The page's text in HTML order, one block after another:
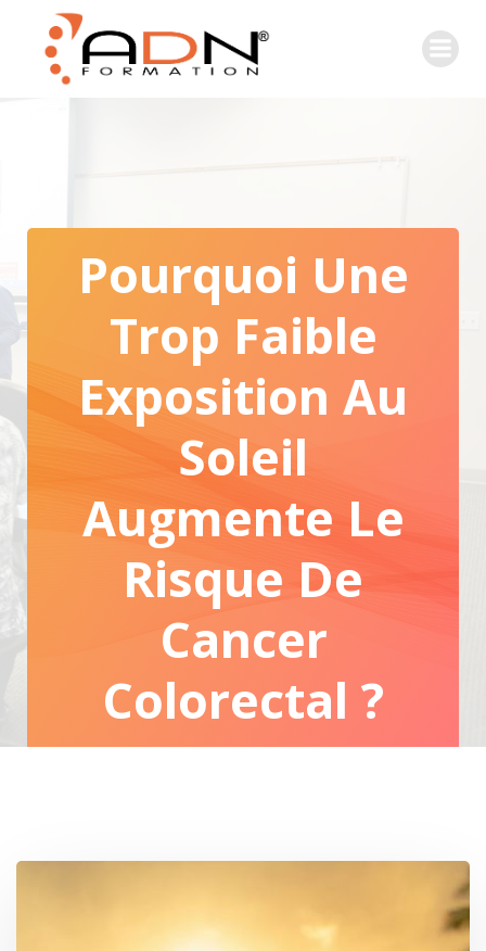
Pourquoi Une
Trop Faible
Exposition Au
Soleil
Augmente Le
Risque De
Cancer
Colorectal ?